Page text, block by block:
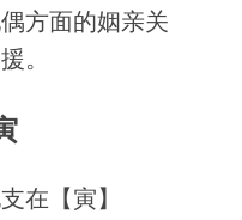
方面的姻亲关
。
在【寅】